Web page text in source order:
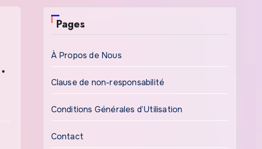
Pages
À Propos de Nous
Clause de non-responsabilité
Conditions Générales d’Utilisation
Contact